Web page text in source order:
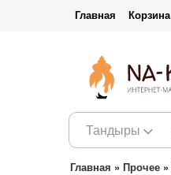
Главная Корзина
Тандыры
Главная » Прочее »